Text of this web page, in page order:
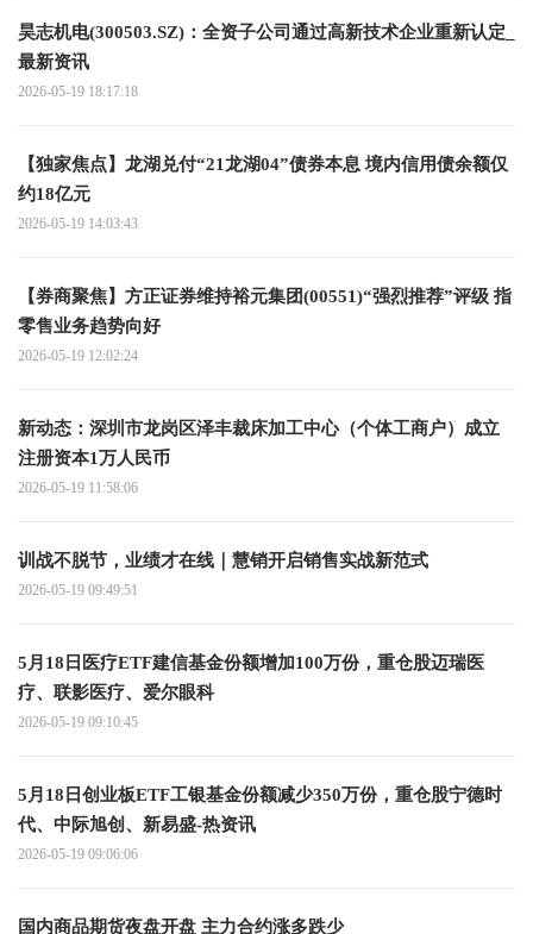
昊志机电(300503.SZ)：全资子公司通过高新技术企业重新认定_
最新资讯
2026-05-19 18:17:18
【独家焦点】龙湖兑付“21龙湖04”债券本息 境内信用债余额仅
约18亿元
2026-05-19 14:03:43
【券商聚焦】方正证券维持裕元集团(00551)“强烈推荐”评级 指
零售业务趋势向好
2026-05-19 12:02:24
新动态：深圳市龙岗区泽丰裁床加工中心（个体工商户）成立
注册资本1万人民币
2026-05-19 11:58:06
训战不脱节，业绩才在线｜慧销开启销售实战新范式
2026-05-19 09:49:51
5月18日医疗ETF建信基金份额增加100万份，重仓股迈瑞医
疗、联影医疗、爱尔眼科
2026-05-19 09:10:45
5月18日创业板ETF工银基金份额减少350万份，重仓股宁德时
代、中际旭创、新易盛-热资讯
2026-05-19 09:06:06
国内商品期货夜盘开盘 主力合约涨多跌少